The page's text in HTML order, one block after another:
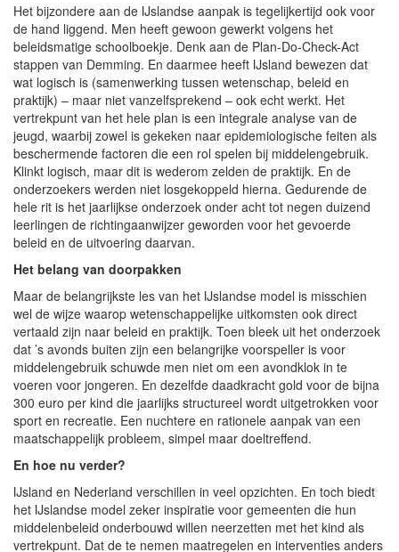
Het bijzondere aan de IJslandse aanpak is tegelijkertijd ook voor
de hand liggend. Men heeft gewoon gewerkt volgens het
beleidsmatige schoolboekje. Denk aan de Plan-Do-Check-Act
stappen van Demming. En daarmee heeft IJsland bewezen dat
wat logisch is (samenwerking tussen wetenschap, beleid en
praktijk) – maar niet vanzelfsprekend – ook echt werkt. Het
vertrekpunt van het hele plan is een integrale analyse van de
jeugd, waarbij zowel is gekeken naar epidemiologische feiten als
beschermende factoren die een rol spelen bij middelengebruik.
Klinkt logisch, maar dit is wederom zelden de praktijk. En de
onderzoekers werden niet losgekoppeld hierna. Gedurende de
hele rit is het jaarlijkse onderzoek onder acht tot negen duizend
leerlingen de richtingaanwijzer geworden voor het gevoerde
beleid en de uitvoering daarvan.
Het belang van doorpakken
Maar de belangrijkste les van het IJslandse model is misschien
wel de wijze waarop wetenschappelijke uitkomsten ook direct
vertaald zijn naar beleid en praktijk. Toen bleek uit het onderzoek
dat ’s avonds buiten zijn een belangrijke voorspeller is voor
middelengebruik schuwde men niet om een avondklok in te
voeren voor jongeren. En dezelfde daadkracht gold voor de bijna
300 euro per kind die jaarlijks structureel wordt uitgetrokken voor
sport en recreatie. Een nuchtere en rationele aanpak van een
maatschappelijk probleem, simpel maar doeltreffend.
En hoe nu verder?
IJsland en Nederland verschillen in veel opzichten. En toch biedt
het IJslandse model zeker inspiratie voor gemeenten die hun
middelenbeleid onderbouwd willen neerzetten met het kind als
vertrekpunt. Dat de te nemen maatregelen en interventies anders